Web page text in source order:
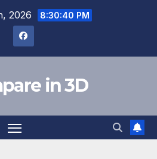
2026 8:30:41 PM
in 3D